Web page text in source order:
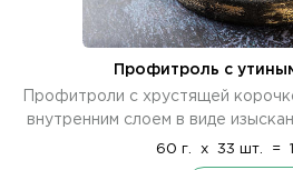
Профитроль с
Профитроли с хрустящей
внутренним слоем в виде
60 г. x 33 шт. =